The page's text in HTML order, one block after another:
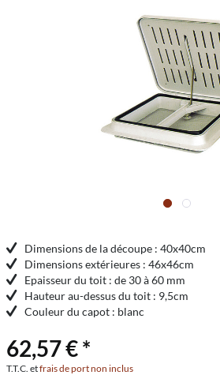
Dimensions de la découpe : 40x40cm
Dimensions extérieures : 46x46cm
Epaisseur du toit : de 30 à 60 mm
Hauteur au-dessus du toit : 9,5cm
Couleur du capot : blanc
62,57 € *
T.T.C. etfrais de port non inclus